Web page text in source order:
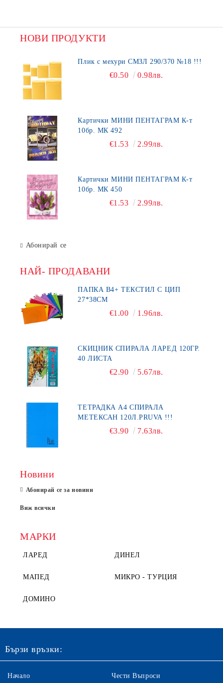
НОВИ ПРОДУКТИ
Плик с мехури СМЗЛ 290/370 №18 !!!
€0.50 0.98лв.
Картички МИНИ ПЕНТАГРАМ К-т
10бр. МК 492
€1.53 2.99лв.
Картички МИНИ ПЕНТАГРАМ К-т
10бр. МК 450
€1.53 2.99лв.
Абонирай се
НАЙ- ПРОДАВАНИ
ПАПКА В4+ ТЕКСТИЛ С ЦИП
27*38СМ
€1.00 1.96лв.
СКИЦНИК СПИРАЛА ЛАРЕД 120ГР.
40 ЛИСТА
€2.90 5.67лв.
ТЕТРАДКА А4 СПИРАЛА
МЕТЕКСАН 120Л.PRUVA !!!
€3.90 7.63лв.
Новини
Абонирай се за новини
Виж всички
МАРКИ
ЛАРЕД ДИНЕЛ
МАПЕД МИКРО - ТУРЦИЯ
ДОМИНО
Бързи връзки:
Начало Чести Въпроси